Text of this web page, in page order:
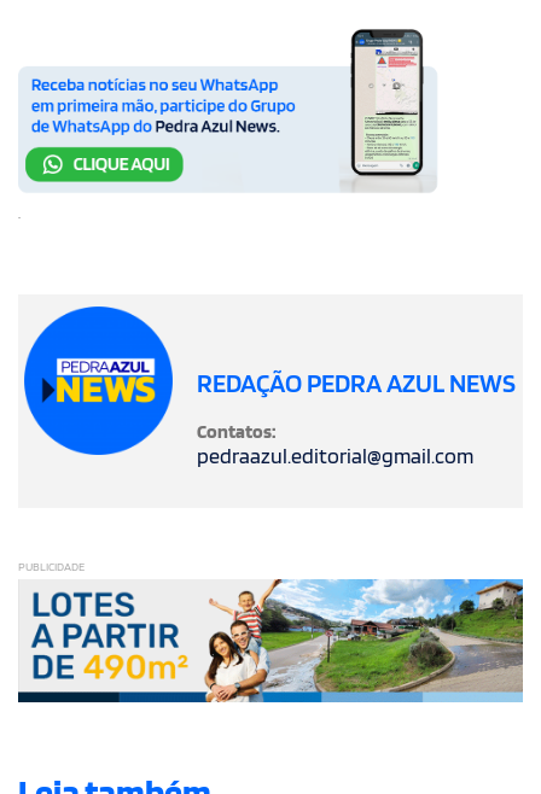
.
REDAÇÃO PEDRA AZUL NEWS
Contatos:
pedraazul.editorial@gmail.com
PUBLICIDADE